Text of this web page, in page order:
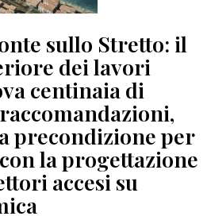
sullo Stretto: il
dei lavori
centinaia di
precondizione per
la progettazione
accesi su